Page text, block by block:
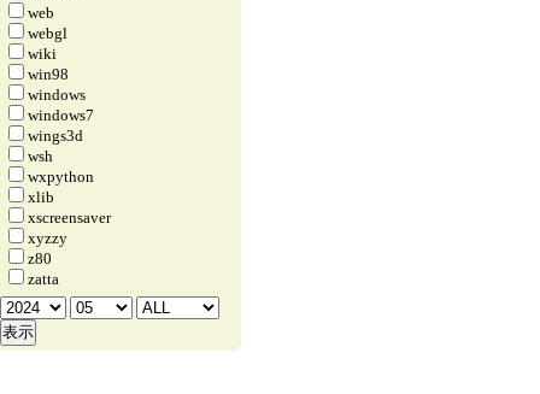
web
webgl
wiki
win98
windows
windows7
wings3d
wsh
wxpython
xlib
xscreensaver
xyzzy
z80
zatta